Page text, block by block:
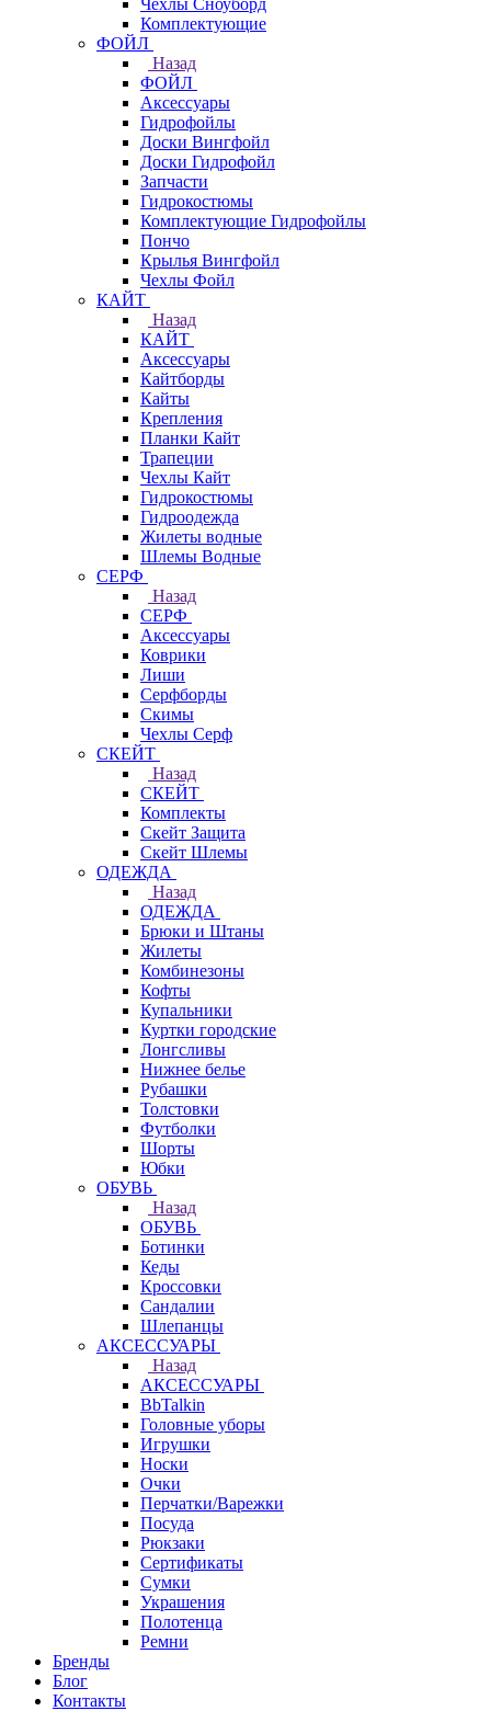
Чехлы Сноуборд
Комплектующие
ФОЙЛ
Назад
ФОЙЛ
Аксессуары
Гидрофойлы
Доски Вингфойл
Доски Гидрофойл
Запчасти
Гидрокостюмы
Комплектующие Гидрофойлы
Пончо
Крылья Вингфойл
Чехлы Фойл
КАЙТ
Назад
КАЙТ
Аксессуары
Кайтборды
Кайты
Крепления
Планки Кайт
Трапеции
Чехлы Кайт
Гидрокостюмы
Гидроодежда
Жилеты водные
Шлемы Водные
СЕРФ
Назад
СЕРФ
Аксессуары
Коврики
Лиши
Серфборды
Скимы
Чехлы Cерф
СКЕЙТ
Назад
СКЕЙТ
Комплекты
Скейт Защита
Скейт Шлемы
ОДЕЖДА
Назад
ОДЕЖДА
Брюки и Штаны
Жилеты
Комбинезоны
Кофты
Купальники
Куртки городские
Лонгсливы
Нижнее белье
Рубашки
Толстовки
Футболки
Шорты
Юбки
ОБУВЬ
Назад
ОБУВЬ
Ботинки
Кеды
Кроссовки
Сандалии
Шлепанцы
АКСЕССУАРЫ
Назад
АКСЕССУАРЫ
BbTalkin
Головные уборы
Игрушки
Носки
Очки
Перчатки/Варежки
Посуда
Рюкзаки
Сертификаты
Сумки
Украшения
Полотенца
Ремни
Бренды
Блог
Контакты